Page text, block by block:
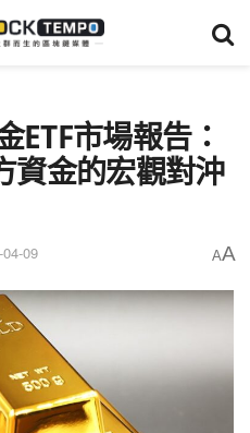
ETF市場報告：
資金的宏觀對沖
09 AA